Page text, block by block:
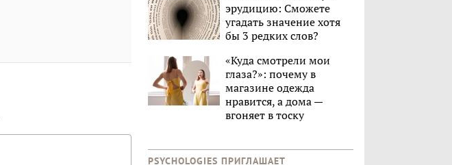
эрудицию: Сможете
угадать значение хотя
бы 3 редких слов?
«Куда смотрели мои
глаза?»: почему в
магазине одежда
нравится, а дома —
вгоняет в тоску
PSYCHOLOGIES ПРИГЛАШАЕТ